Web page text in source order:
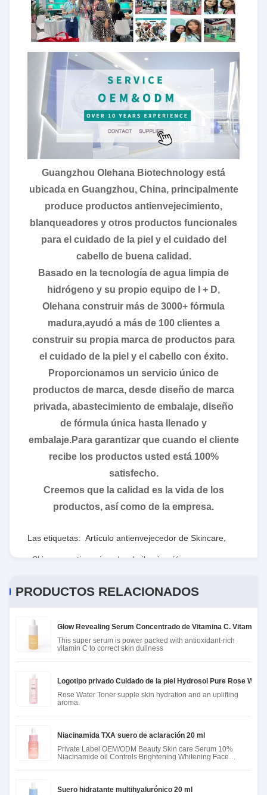
Guangzhou Olehana Biotechnology está
ubicada en Guangzhou, China, principalmente
produce productos antienvejecimiento,
blanqueadores y otros productos funcionales
para el cuidado de la piel y el cuidado del
cabello de buena calidad.
Basado en la tecnología de agua limpia de
hidrógeno y su propio equipo de I + D,
Olehana construir más de 3000+ fórmula
madura,ayudó a más de 100 clientes a
construir su propia marca de productos para
el cuidado de la piel y el cabello con éxito.
Proporcionamos un servicio único de
productos de marca, desde diseño de marca
privada, abastecimiento de embalaje, diseño
de fórmula única hasta llenado y
embalaje.Para garantizar que cuando el cliente
recibe los productos usted está 100%
satisfecho.
Creemos que la calidad es la vida de los
productos, así como de la empresa.
Las etiquetas: Artículo antienvejecedor de Skincare,
Skincare antienvejecedor de iluminación,
PRODUCTOS RELACIONADOS
Glow Revealing Serum Concentrado de Vitamina C.
This super serum is power packed with antioxidant-rich
vitamin C to correct skin dullness
Logotipo privado Cuidado de la piel Hydrosol Pure Rose
Rose Water Toner supple skin hydration and an uplifting
aroma.
Niacinamida TXA suero de aclaración 20 ml
Private Label OEM/ODM Beauty Skin care Serum 10%
Niacinamide oil Controls Brightening Whitening Face
Suero hidratante multihyalurónico 20 ml